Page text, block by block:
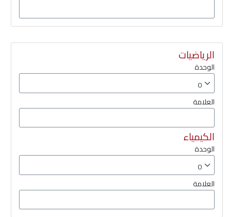
الرياضيات
الوحدة
العلامة
الكيمياء
الوحدة
العلامة